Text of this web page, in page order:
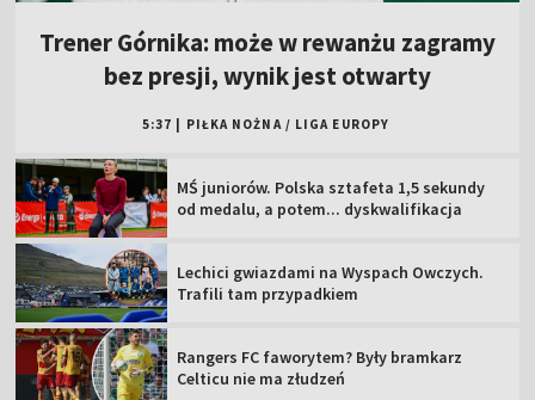
Trener Górnika: może w rewanżu zagramy
bez presji, wynik jest otwarty
5:37 PIŁKA NOŻNA / LIGA EUROPY
MŚ juniorów. Polska sztafeta 1,5 sekundy
od medalu, a potem... dyskwalifikacja
Lechici gwiazdami na Wyspach Owczych.
Trafili tam przypadkiem
Rangers FC faworytem? Były bramkarz
Celticu nie ma złudzeń